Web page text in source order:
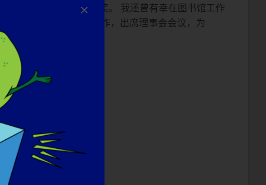
（SA）编辑最高成就奖。 我还曾有幸在图书馆工作
与理事会成员密切合作，出席理事会会议，为